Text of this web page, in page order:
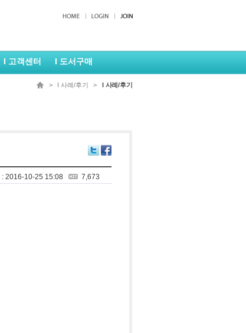
I 고객센터 I 도서구매
> I 사례/후기 > I 사례/후기
: 2016-10-25 15:08 7,673